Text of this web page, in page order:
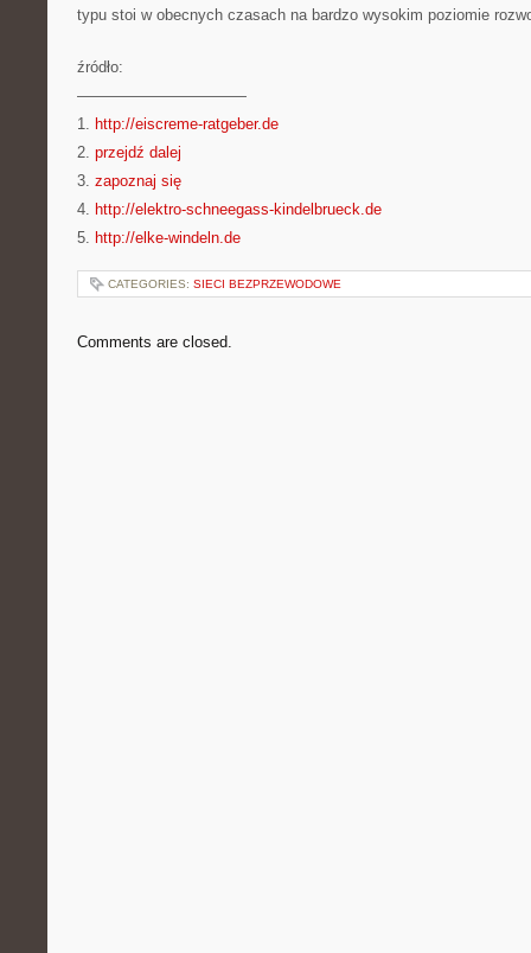
typu stoi w obecnych czasach na bardzo wysokim poziomie
źródło:
———————————
1. http://eiscreme-ratgeber.de
2. przejdź dalej
3. zapoznaj się
4. http://elektro-schneegass-kindelbrueck.de
5. http://elke-windeln.de
CATEGORIES: SIECI BEZPRZEWODOWE
Comments are closed.